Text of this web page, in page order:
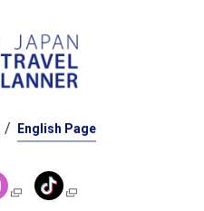
English Page